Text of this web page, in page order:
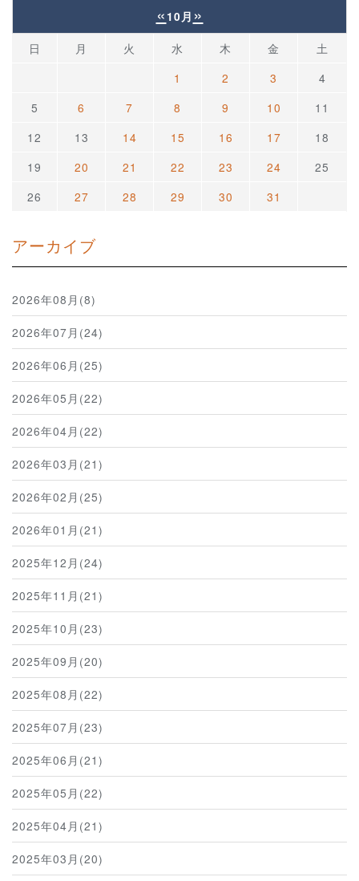
« 10月 »
日 月 火 水 木 金
土
1
2 3
4
5
6 7 8 9 10
11
12
13 14 15 16 17
18
19
20 21 22 23 24
25
26
27 28 29 30 31
アーカイブ
2026年08月(8)
2026年07月(24)
2026年06月(25)
2026年05月(22)
2026年04月(22)
2026年03月(21)
2026年02月(25)
2026年01月(21)
2025年12月(24)
2025年11月(21)
2025年10月(23)
2025年09月(20)
2025年08月(22)
2025年07月(23)
2025年06月(21)
2025年05月(22)
2025年04月(21)
2025年03月(20)